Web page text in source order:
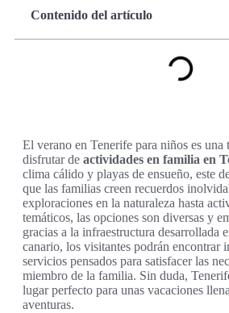
Contenido del artículo
El verano en Tenerife para niños es una
disfrutar de actividades en familia en
clima cálido y playas de ensueño, este
que las familias creen recuerdos
exploraciones en la naturaleza hasta
temáticos, las opciones son diversas y
gracias a la infraestructura desarrollada
canario, los visitantes podrán encontrar
servicios pensados para satisfacer las
miembro de la familia. Sin duda,
lugar perfecto para unas vacaciones
aventuras.